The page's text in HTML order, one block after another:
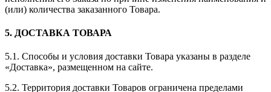
(или) количества заказанного Товара.
5. ДОСТАВКА ТОВАРА
5.1. Способы и условия доставки Товара указаны в разделе
«Доставка», размещенном на сайте.
5.2. Территория доставки Товаров ограничена пределами